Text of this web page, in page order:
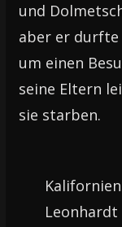
und
aber er durfte
um einen
seine Eltern
sie starben.